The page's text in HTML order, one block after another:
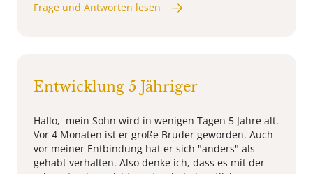
Frage und Antworten lesen
Entwicklung 5 Jähriger
Hallo, mein Sohn wird in wenigen Tagen 5 Jahre alt.
Vor 4 Monaten ist er große Bruder geworden. Auch
vor meiner Entbindung hat er sich "anders" als
gehabt verhalten. Also denke ich, dass es mit der